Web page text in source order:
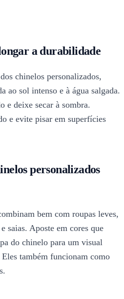
a durabilidade
chinelos personalizados,
ao sol intenso e à água salgada.
e deixe secar à sombra.
e evite pisar em superfícies
personalizados
bem com roupas leves,
saias. Aposte em cores que
do chinelo para um visual
também funcionam como